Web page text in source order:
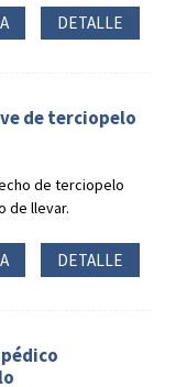
DETALLE
de terciopelo
de terciopelo
de llevar.
DETALLE